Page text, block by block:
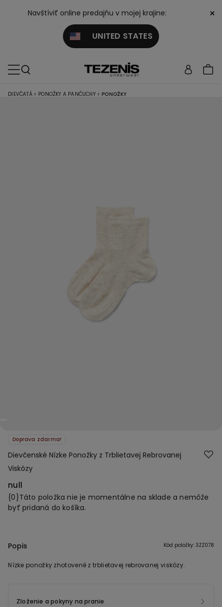
Navštíviť online predajňu v mojej krajine:
UNITED STATES
×
DIEVČATÁ > PONOŽKY A PANČUCHY > PONOŽKY
Doprava zdarma!
Dievčenské Nízke Ponožky z Trblietavej Rebrovanej
Viskózy
null
{0}Táto položka nie je momentálne na sklade a nemôže
byť pridaná do košíka.
Popis Kód položky: 3ZZ078
Nízke ponožky zhotovené z trblietavej rebrovanej viskózy.
Zloženie a pokyny na pranie